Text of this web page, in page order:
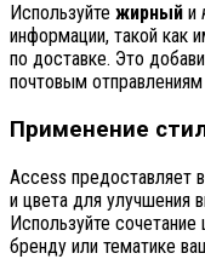
Используйте жирный и
информации, такой как
по доставке. Это
почтовым
Применение
Access предоставляет
и цвета для улучшения
Используйте
бренду или тематике